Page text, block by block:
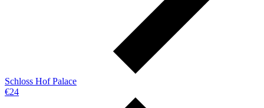
Schloss Hof Palace
€24